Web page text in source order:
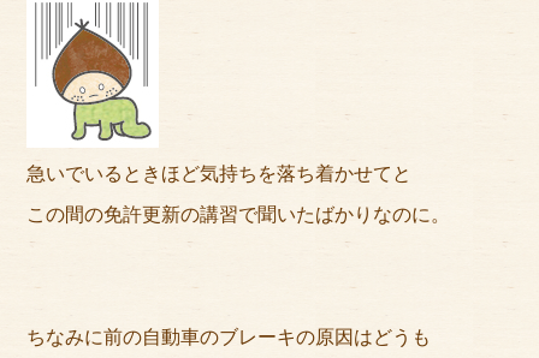
急いでいるときほど気持ちを落ち着かせてと
この間の免許更新の講習で聞いたばかりなのに。
ちなみに前の自動車のブレーキの原因はどうも